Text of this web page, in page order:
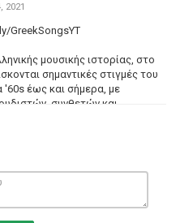
2021
GreekSongsYT
μουσικής ιστορίας, στο
σημαντικές στιγμές του
'60s έως και σήμερα, με
συνθετών και
πιο πολυποίκιλους καταλόγους